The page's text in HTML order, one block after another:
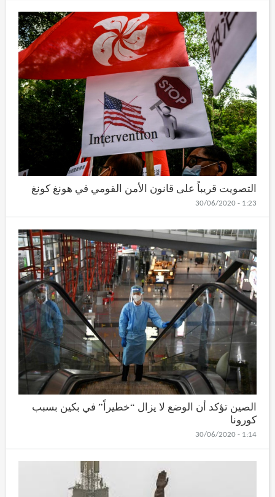
التصويت قريباً على قانون الأمن القومي في هونغ كونغ
1:23 - 30/06/2020
الصين تؤكد أن الوضع لا يزال “خطيراً” في بكين بسبب
كورونا
1:14 - 30/06/2020